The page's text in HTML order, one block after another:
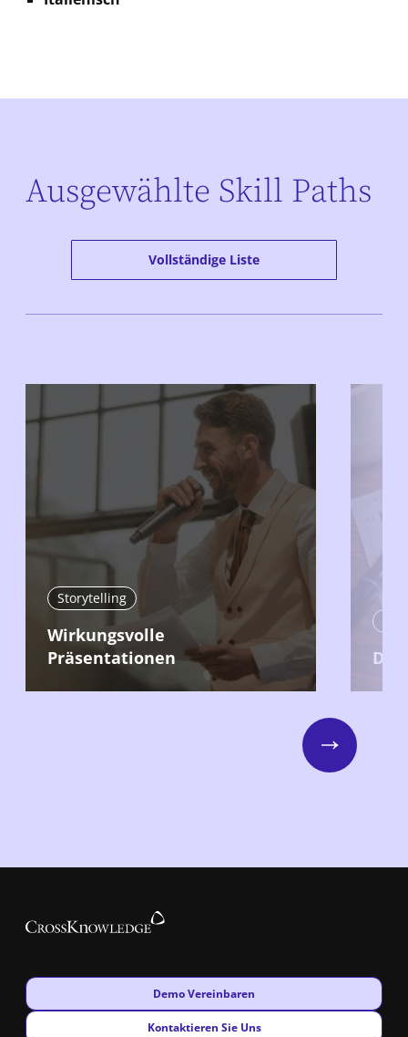
Ausgewählte Skill Paths
Vollständige Liste
Storytelling
Wirkungsvolle
Präsentationen
Der
Next
New window
Demo Vereinbaren
New window
Kontaktieren Sie Uns